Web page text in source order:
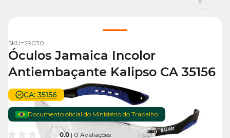
CA: 35156
Documento oficial do Ministério do Trabalho
0.0 | 0 Avaliações
SKU=29030
Óculos Jamaica Incolor
Antiembaçante Kalipso CA 35156